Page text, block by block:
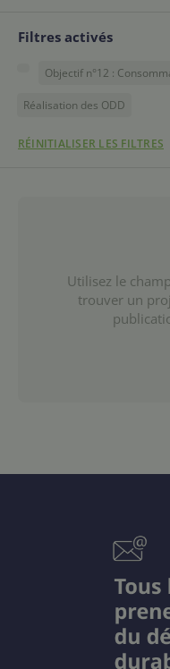
Filtres activés
Objectif n°12 :
Réalisation des ODD
RÉINITIALISER LES FILTRES
Utilisez le
trouver un